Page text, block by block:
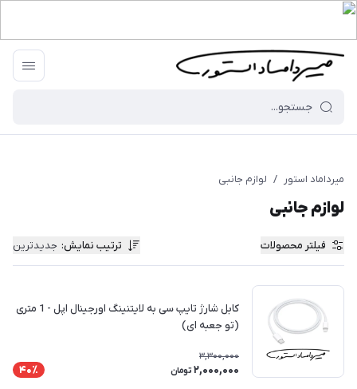
میرداماد استور / لوازم جانبی
لوازم جانبی
فیلتر محصولات ترتیب نمایش: جدیدترین
کابل شارژ تایپ سی به لایتنینگ اورجینال اپل - 1 متری
(تو جعبه ای)
3,300,000
2,000,000 تومان 40٪